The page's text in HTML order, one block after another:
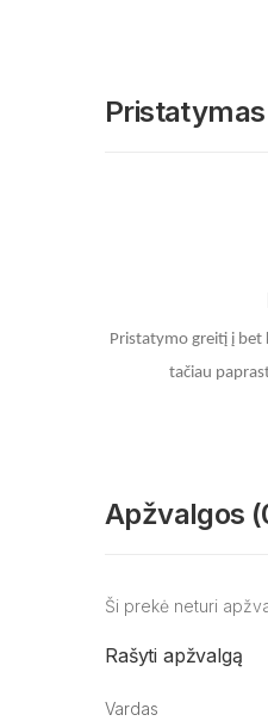
Pristatymo greitį į
tačiau
Apžvalgos
Ši prekė neturi
Rašyti apžvalgą
Vardas